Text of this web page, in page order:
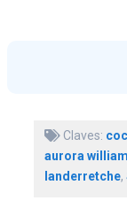
Claves:
aurora
landerretche,